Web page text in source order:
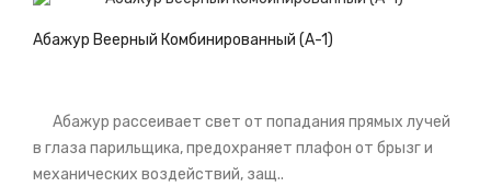
Абажур Веерный Комбинированный (А-1)
Абажур рассеивает свет от попадания прямых лучей
в глаза парильщика, предохраняет плафон от брызг и
механических воздействий, защ..